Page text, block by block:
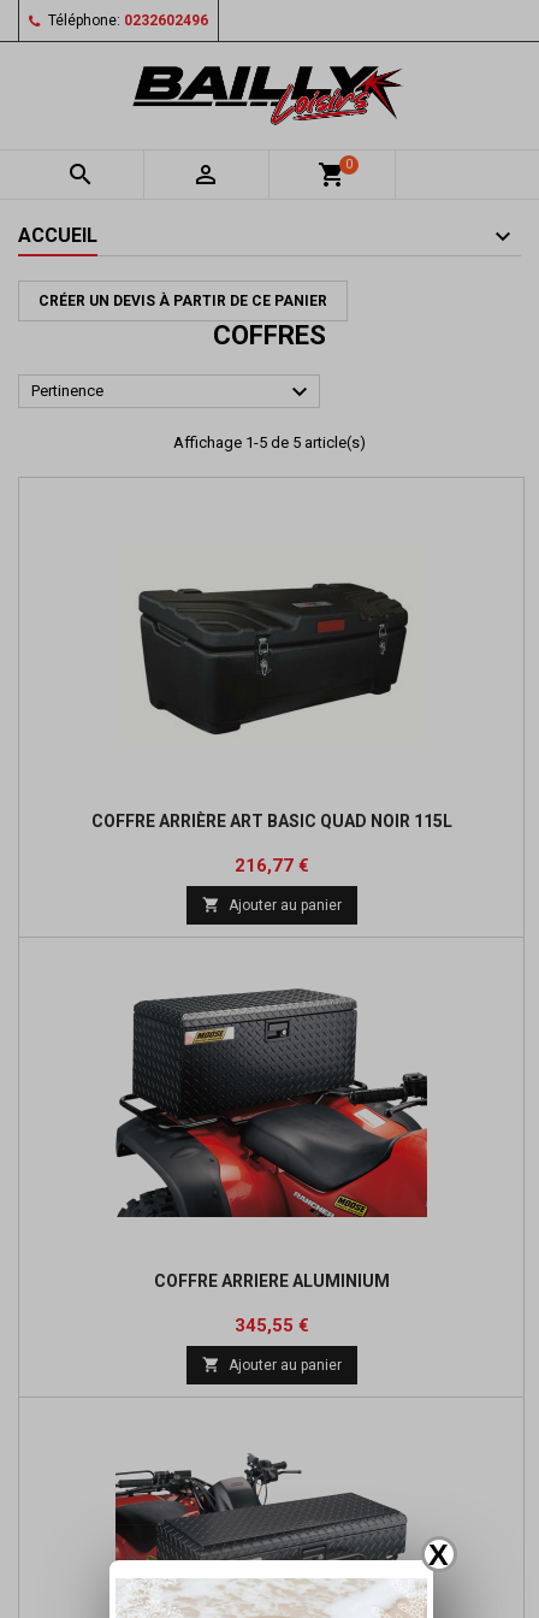
X
Téléphone: 0232602496
  shopping_cart0
ACCUEIL
CRÉER UN DEVIS À PARTIR DE CE PANIER
COFFRES
Pertinence 
Affichage 1-5 de 5 article(s)
COFFRE ARRIÈRE ART BASIC QUAD NOIR 115L
Prix
216,77 €Prix
de
base
 Ajouter au panier
COFFRE ARRIERE ALUMINIUM
Prix
345,55 €Prix
de
base
 Ajouter au panier